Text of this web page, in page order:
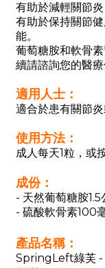
有助於減輕關節炎
有助於保持關節
能。
葡萄糖胺和軟骨
續請諮詢您的醫療
適用人士：
適合於患有關節
使用方法：
成人每天1粒，或
成份：
- 天然葡萄糖胺1.5
- 硫酸軟骨素100
產品名稱：
SpringLeft綠芙 -